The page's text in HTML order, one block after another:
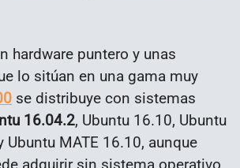
hardware puntero y unas
lo sitúan en una gama muy
se distribuye con sistemas
16.04.2, Ubuntu 16.10, Ubuntu
Ubuntu MATE 16.10, aunque
adquirir sin sistema operativo